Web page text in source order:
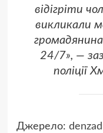
відігріти
викликали
24/7», —
поліції
Джерело: